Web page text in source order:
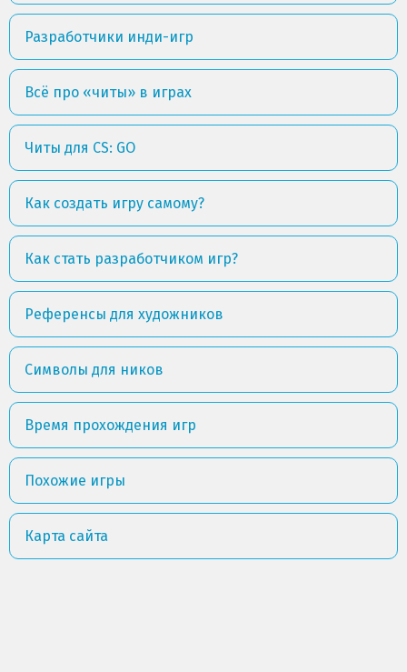
Разработчики инди-игр
Всё про «читы» в играх
Читы для CS: GO
Как создать игру самому?
Как стать разработчиком игр?
Референсы для художников
Символы для ников
Время прохождения игр
Похожие игры
Карта сайта